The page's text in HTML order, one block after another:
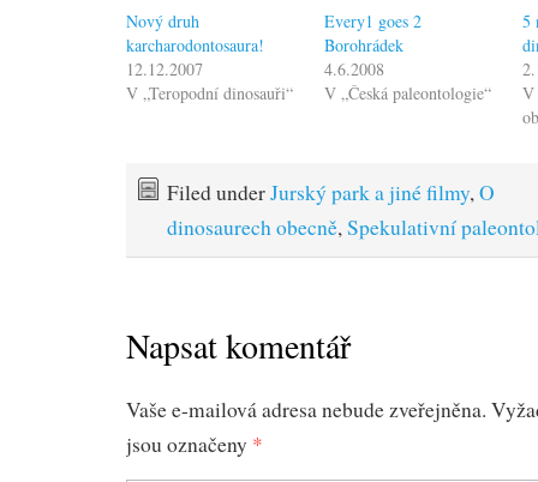
Nový druh
karcharodontosaura!
12.12.2007
V „Teropodní dinosauři“
Every1 goes 2
Borohrádek
4.6.2008
V „Česká paleontologie“
5
V
Filed underJurský park a jiné filmy, O
dinosaurech obecně, Spekulativní
Napsat komentář
Vaše e-mailová adresa nebude zveřejněna.
jsou označeny *